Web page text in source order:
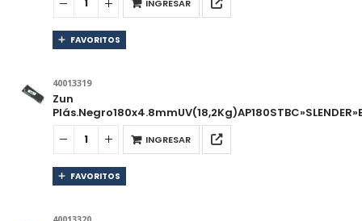
INGRESAR
FAVORITOS
40013319
Zun
INGRESAR
FAVORITOS